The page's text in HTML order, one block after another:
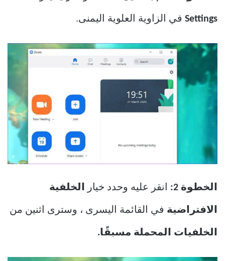
Settings في الزاوية العلوية اليمنى.
الخطوة 2: انقر عليه وحدد خيار الخلفية
الافتراضية في القائمة اليسرى ، وسترى اثنين من
الخلفيات المحملة مسبقًا.